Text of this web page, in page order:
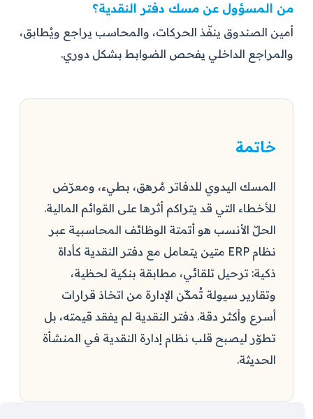
من المسؤول عن مسك دفتر النقدية؟
أمين الصندوق ينفّذ الحركات، والمحاسب يراجع ويُطابق،
والمراجع الداخلي يفحص الضوابط بشكل دوري.
خاتمة
المسك اليدوي للدفاتر مُرهق، بطيء، ومعرّض
للأخطاء التي قد يتراكم أثرها على القوائم المالية.
الحلّ الأنسب هو أتمتة الوظائف المحاسبية عبر
نظام ERP متين يتعامل مع دفتر النقدية كأداة
ذكية: ترحيل تلقائي، مطابقة بنكية لحظية،
وتقارير سيولة تُمكّن الإدارة من اتخاذ قرارات
أسرع وأكثر دقة. دفتر النقدية لم يفقد قيمته، بل
تطوّر ليصبح قلب نظام إدارة النقدية في المنشأة
الحديثة.